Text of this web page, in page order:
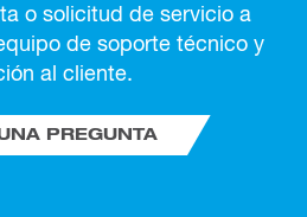
o solicitud de servicio a
de soporte técnico y
al cliente.
PREGUNTA